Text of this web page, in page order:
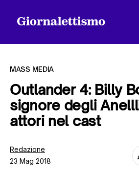
Tutti gli articoli
Chi siamo
MASS MEDIA
Outlander 4: Billy
signore degli
attori nel cast
Redazione
23 Mag 2018